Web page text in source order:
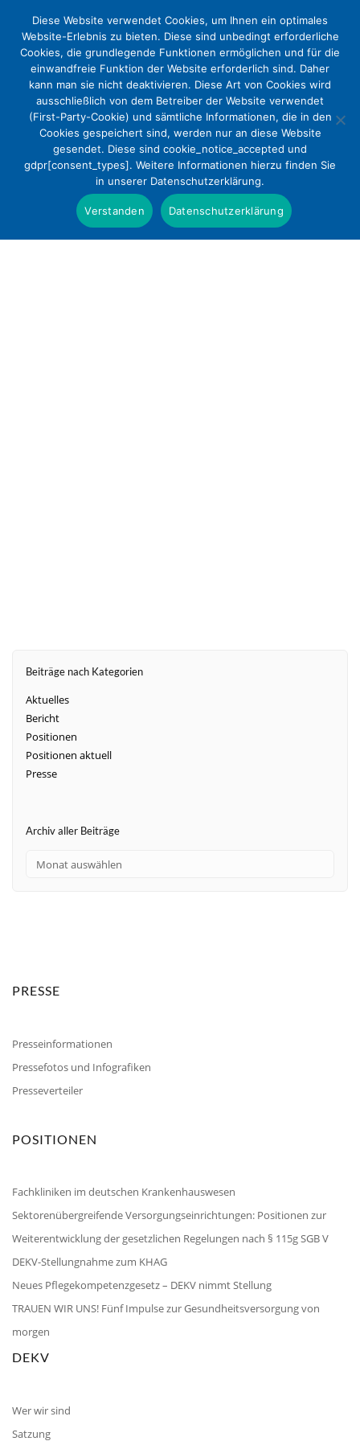
DEKV geht mit neu gewähltem
Vorstand und neuer
Verbandsdirektorin in die nächste
Legislaturperiode
Beiträge nach Kategorien
Aktuelles
Bericht
Positionen
Positionen aktuell
Presse
Archiv aller Beiträge
PRESSE
Presseinformationen
Pressefotos und Infografiken
Presseverteiler
POSITIONEN
Fachkliniken im deutschen Krankenhauswesen
Sektorenübergreifende Versorgungseinrichtungen: Positionen zur
Weiterentwicklung der gesetzlichen Regelungen nach § 115g SGB V
DEKV-Stellungnahme zum KHAG
Neues Pflegekompetenzgesetz – DEKV nimmt Stellung
TRAUEN WIR UNS! Fünf Impulse zur Gesundheitsversorgung von
morgen
DEKV
Wer wir sind
Satzung
Diese Website verwendet Cookies, um Ihnen ein optimales
Website-Erlebnis zu bieten. Diese sind unbedingt erforderliche
Cookies, die grundlegende Funktionen ermöglichen und für die
einwandfreie Funktion der Website erforderlich sind. Daher
kann man sie nicht deaktivieren. Diese Art von Cookies wird
ausschließlich von dem Betreiber der Website verwendet
(First-Party-Cookie) und sämtliche Informationen, die in den
Cookies gespeichert sind, werden nur an diese Website
gesendet. Diese sind cookie_notice_accepted und
gdpr[consent_types]. Weitere Informationen hierzu finden Sie
in unserer Datenschutzerklärung.
Verstanden Datenschutzerklärung